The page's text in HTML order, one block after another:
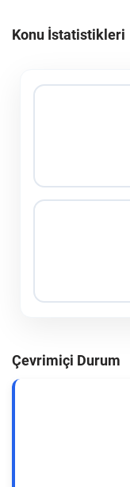
Konu İstatistikleri
Çevrimiçi Durum